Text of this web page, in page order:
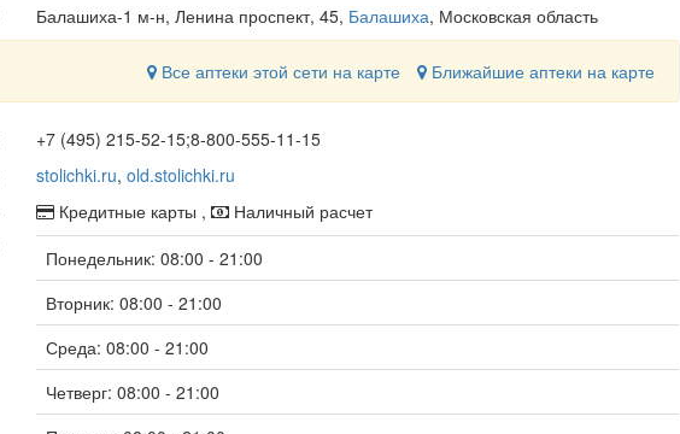
Балашиха-1 м-н, Ленина проспект, 45, Балашиха, Московская область
Все аптеки этой сети на карте Ближайшие аптеки на карте
+7 (495) 215-52-15;8-800-555-11-15
stolichki.ru, old.stolichki.ru
Кредитные карты ,
Наличный расчет
Понедельник: 08:00 - 21:00
Вторник: 08:00 - 21:00
Среда: 08:00 - 21:00
Четверг: 08:00 - 21:00